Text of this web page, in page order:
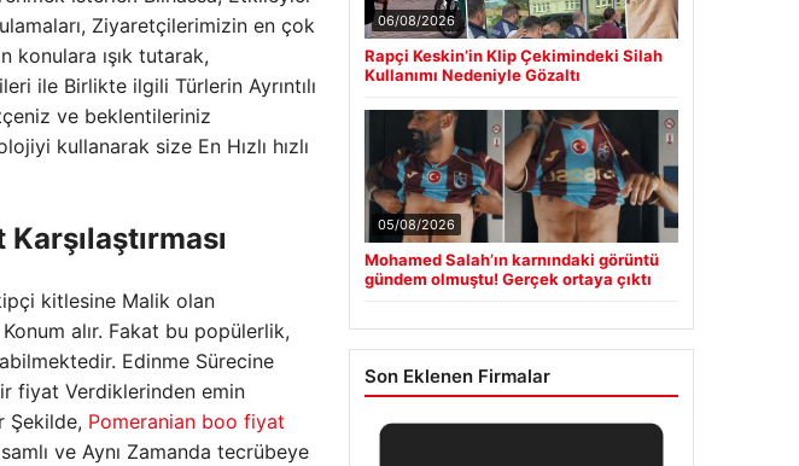
Ziyaretçilerimizin en çok
konulara ışık tutarak,
ile Birlikte ilgili Türlerin Ayrıntılı
ve beklentileriniz
kullanarak size En Hızlı hızlı
kitlesine Malik olan
alır. Fakat bu popülerlik,
Edinme Sürecine
fiyat Verdiklerinden emin
Şekilde, Pomeranian boo fiyat
ve Aynı Zamanda tecrübeye
06/08/2026
Rapçi Keskin’in Klip Çekimindeki Silah
Kullanımı Nedeniyle Gözaltı
05/08/2026
Mohamed Salah’ın karnındaki görüntü
gündem olmuştu! Gerçek ortaya çıktı
Son Eklenen Firmalar